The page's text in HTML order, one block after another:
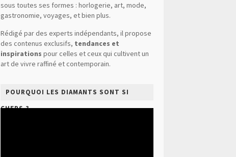
sous toutes ses formes : horlogerie, art, mode,
gastronomie, voyages, et bien plus.
Rédigé par des experts indépendants, il propose
des contenus exclusifs, tendances et
inspirations pour celles et ceux qui cultivent un
art de vivre raffiné et contemporain.
POURQUOI LES DIAMANTS SONT SI
CHERS ?